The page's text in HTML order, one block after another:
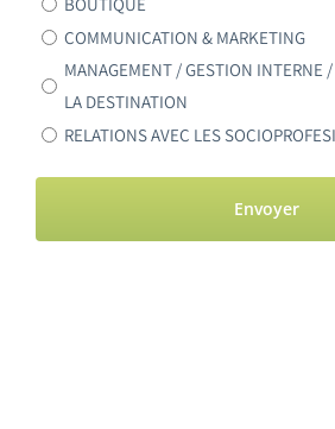
COMMUNICATION & MARKETING
MANAGEMENT / GESTION INTERNE
LA DESTINATION
RELATIONS AVEC LES